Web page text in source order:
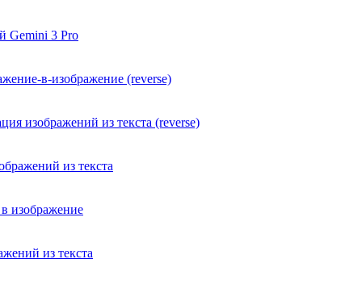
Gemini 3 Pro
в-изображение (reverse)
изображений из текста (reverse)
из текста
изображение
из текста